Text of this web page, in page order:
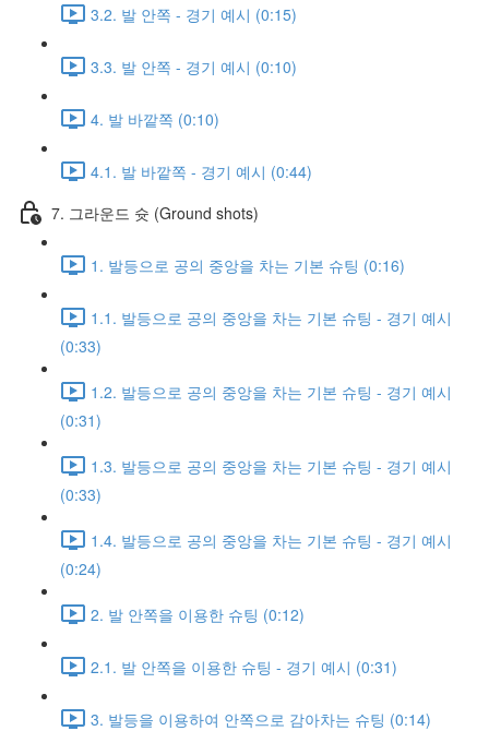
3.2. 발 안쪽 - 경기 예시 (0:15)
3.3. 발 안쪽 - 경기 예시 (0:10)
4. 발 바깥쪽 (0:10)
4.1. 발 바깥쪽 - 경기 예시 (0:44)
7. 그라운드 슛 (Ground shots)
1. 발등으로 공의 중앙을 차는 기본 슈팅 (0:16)
1.1. 발등으로 공의 중앙을 차는 기본 슈팅 - 경기 예시
(0:33)
1.2. 발등으로 공의 중앙을 차는 기본 슈팅 - 경기 예시
(0:31)
1.3. 발등으로 공의 중앙을 차는 기본 슈팅 - 경기 예시
(0:33)
1.4. 발등으로 공의 중앙을 차는 기본 슈팅 - 경기 예시
(0:24)
2. 발 안쪽을 이용한 슈팅 (0:12)
2.1. 발 안쪽을 이용한 슈팅 - 경기 예시 (0:31)
3. 발등을 이용하여 안쪽으로 감아차는 슈팅 (0:14)